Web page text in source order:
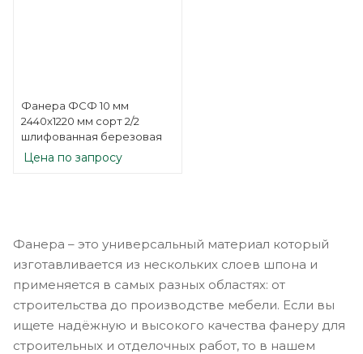
Фанера ФСФ 10 мм
2440х1220 мм сорт 2/2
шлифованная березовая
Цена по запросу
Фанера – это универсальный материал который
изготавливается из нескольких слоев шпона и
применяется в самых разных областях: от
строительства до производстве мебели. Если вы
ищете надёжную и высокого качества фанеру для
строительных и отделочных работ, то в нашем